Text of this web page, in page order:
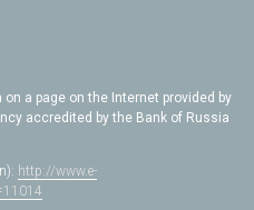
on a page on the Internet provided by
accredited by the Bank of Russia
http://www.e-